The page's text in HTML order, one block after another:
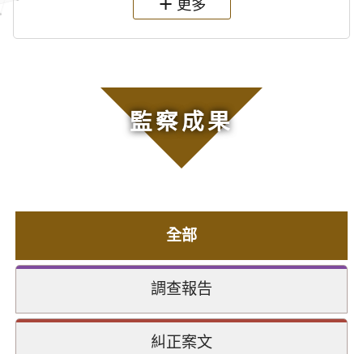
更多
監察成果
全部
調查報告
糾正案文